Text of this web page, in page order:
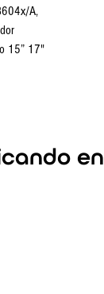
A,
15” 17"
en